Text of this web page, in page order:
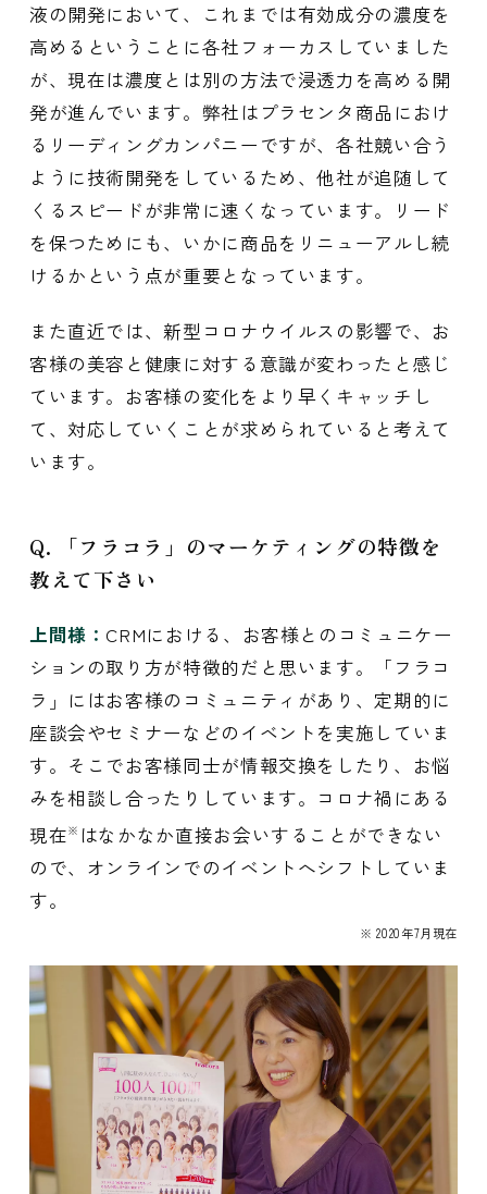
液の開発において、これまでは有効成分の濃度を
高めるということに各社フォーカスしていました
が、現在は濃度とは別の方法で浸透力を高める開
発が進んでいます。弊社はプラセンタ商品におけ
るリーディングカンパニーですが、各社競い合う
ように技術開発をしているため、他社が追随して
くるスピードが非常に速くなっています。リード
を保つためにも、いかに商品をリニューアルし続
けるかという点が重要となっています。
また直近では、新型コロナウイルスの影響で、お
客様の美容と健康に対する意識が変わったと感じ
ています。お客様の変化をより早くキャッチし
て、対応していくことが求められていると考えて
います。
Q. 「フラコラ」のマーケティングの特徴を
教えて下さい
上間様： CRMにおける、お客様とのコミュニケー
ションの取り方が特徴的だと思います。「フラコ
ラ」にはお客様のコミュニティがあり、定期的に
座談会やセミナーなどのイベントを実施していま
す。そこでお客様同士が情報交換をしたり、お悩
みを相談し合ったりしています。コロナ禍にある
現在※ はなかなか直接お会いすることができない
ので、オンラインでのイベントへシフトしていま
す。
※ 2020年7月現在